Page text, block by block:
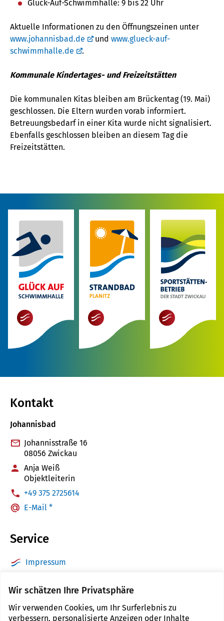
Wir schätzen Ihre Privatsphäre
Wir verwenden Cookies, um Ihr Surferlebnis zu
verbessern, personalisierte Anzeigen oder Inhalte
Glück-Auf-Schwimmhalle: 9 bis 22 Uhr
Aktuelle Informationen zu den Öffnungszeinen unter
www.johannisbad.de
und www.glueck-auf-
schwimmhalle.de
.
Kommunale Kindertages- und Freizeitstätten
Die kommunalen Kitas bleiben am Brückentag (19. Mai)
geschlossen. Die Eltern wurden vorab informiert.
Betreuungsbedarf in einer Kita wurde nicht signalisiert.
Ebenfalls geschlossen bleiben an diesem Tag die
Freizeitstätten.
mehr mehr mehr
Kontakt
Johannisbad
Johannisstraße 16
08056 Zwickau
Anja Weiß
Objektleiterin
:+49 375 2725614
E-Mail *
Service
Impressum
Barrierefreiheit
Sitemap